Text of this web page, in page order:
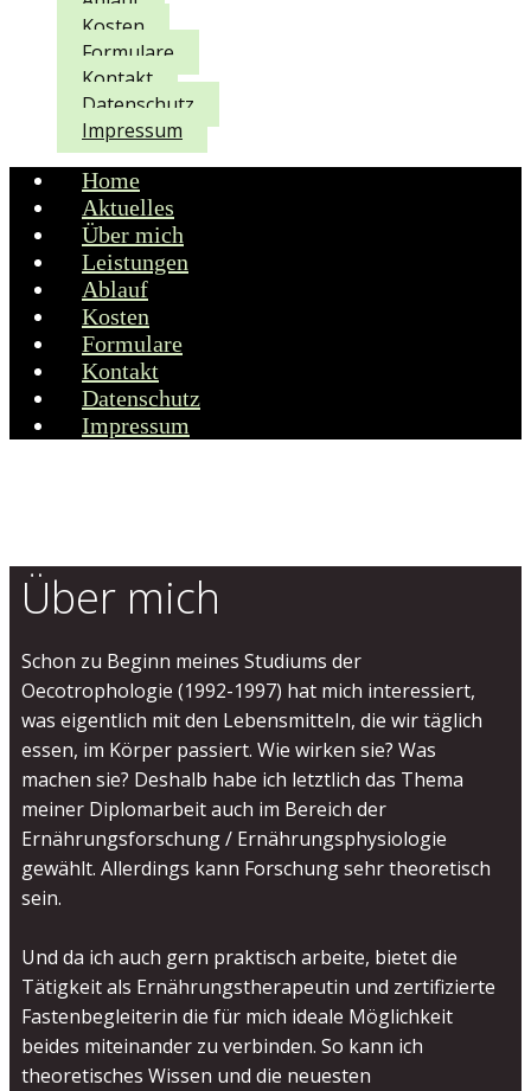
Kosten
Formulare
Kontakt
Datenschutz
Impressum
Home
Aktuelles
Über mich
Leistungen
Ablauf
Kosten
Formulare
Kontakt
Datenschutz
Impressum
Über mich
Schon zu Beginn meines Studiums der
Oecotrophologie (1992-1997) hat mich interessiert,
was eigentlich mit den Lebensmitteln, die wir täglich
essen, im Körper passiert. Wie wirken sie? Was
machen sie? Deshalb habe ich letztlich das Thema
meiner Diplomarbeit auch im Bereich der
Ernährungsforschung / Ernährungsphysiologie
gewählt. Allerdings kann Forschung sehr theoretisch
sein.
Und da ich auch gern praktisch arbeite, bietet die
Tätigkeit als Ernährungstherapeutin und zertifizierte
Fastenbegleiterin die für mich ideale Möglichkeit
beides miteinander zu verbinden. So kann ich
theoretisches Wissen und die neuesten